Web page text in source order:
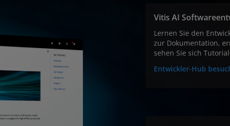
Vitis AI
Lernen Sie den
zur Dokumentation,
sehen Sie sich
Entwickler-Hub